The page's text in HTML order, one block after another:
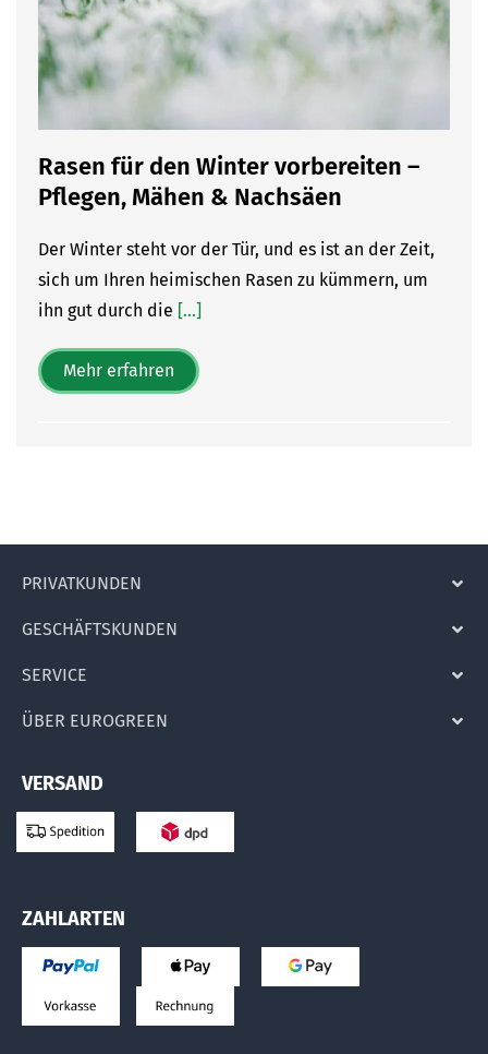
Rasen für den Winter vorbereiten –
Pflegen, Mähen & Nachsäen
Der Winter steht vor der Tür, und es ist an der Zeit,
sich um Ihren heimischen Rasen zu kümmern, um
ihn gut durch die [...]
Mehr erfahren
PRIVATKUNDEN
GESCHÄFTSKUNDEN
SERVICE
ÜBER EUROGREEN
VERSAND
ZAHLARTEN